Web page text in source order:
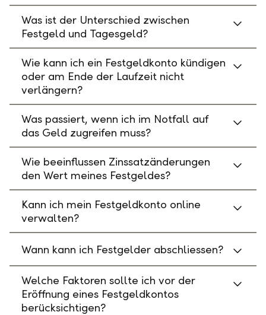
Was ist der Unterschied zwischen
Festgeld und Tagesgeld?
Wie kann ich ein Festgeldkonto kündigen
oder am Ende der Laufzeit nicht
verlängern?
Was passiert, wenn ich im Notfall auf
das Geld zugreifen muss?
Wie beeinflussen Zinssatzänderungen
den Wert meines Festgeldes?
Kann ich mein Festgeldkonto online
verwalten?
Wann kann ich Festgelder abschliessen?
Welche Faktoren sollte ich vor der
Eröffnung eines Festgeldkontos
berücksichtigen?